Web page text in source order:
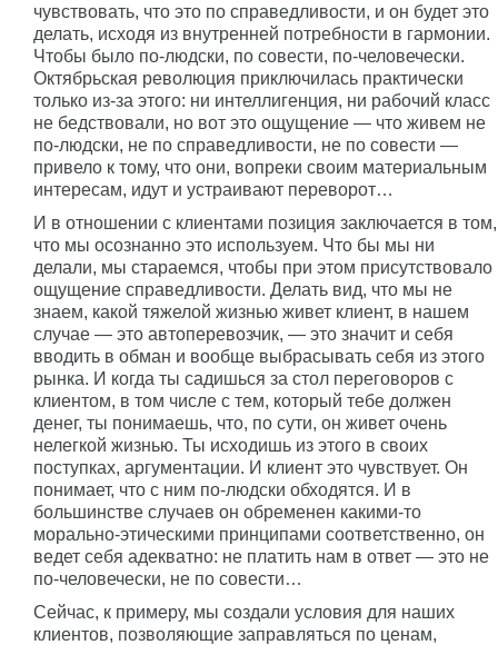
чувствовать, что это по справедливости, и он будет это
делать, исходя из внутренней потребности в гармонии.
Чтобы было по-людски, по совести, по-человечески.
Октябрьская революция приключилась практически
только из-за этого: ни интеллигенция, ни рабочий класс
не бедствовали, но вот это ощущение — что живем не
по-людски, не по справедливости, не по совести —
привело к тому, что они, вопреки своим материальным
интересам, идут и устраивают переворот…
И в отношении с клиентами позиция заключается в том,
что мы осознанно это используем. Что бы мы ни
делали, мы стараемся, чтобы при этом присутствовало
ощущение справедливости. Делать вид, что мы не
знаем, какой тяжелой жизнью живет клиент, в нашем
случае — это автоперевозчик, — это значит и себя
вводить в обман и вообще выбрасывать себя из этого
рынка. И когда ты садишься за стол переговоров с
клиентом, в том числе с тем, который тебе должен
денег, ты понимаешь, что, по сути, он живет очень
нелегкой жизнью. Ты исходишь из этого в своих
поступках, аргументации. И клиент это чувствует. Он
понимает, что с ним по-людски обходятся. И в
большинстве случаев он обременен какими-то
морально-этическими принципами соответственно, он
ведет себя адекватно: не платить нам в ответ — это не
по-человечески, не по совести…
Сейчас, к примеру, мы создали условия для наших
клиентов, позволяющие заправляться по ценам,